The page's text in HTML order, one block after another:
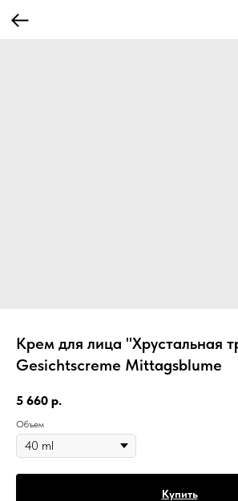
Крем для лица "Хрустальная
Gesichtscreme Mittagsblume
5 660 р.
Объем
Купить